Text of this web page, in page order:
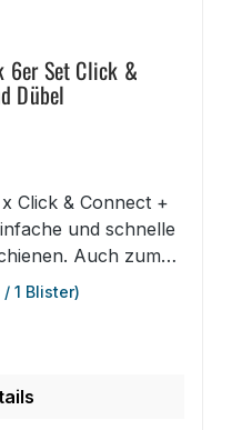
6er Set Click &
Dübel
Click & Connect +
und schnelle
Auch zum
Rails geeignet.
der Wandschiene
für weiße und
1 Blister)